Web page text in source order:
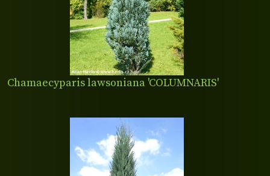
Chamaecyparis lawsoniana 'COLUMNARIS'